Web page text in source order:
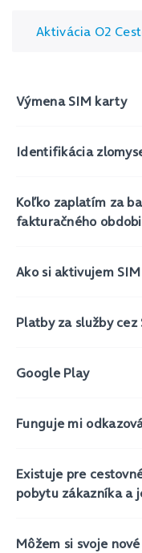
Aktivácia O2
Výmena SIM karty
Identifikácia
Koľko zaplatím za
fakturačného
Ako si aktivujem
Platby za služby cez
Google Play
Funguje mi
Existuje pre
pobytu zákazníka a
Môžem si svoje